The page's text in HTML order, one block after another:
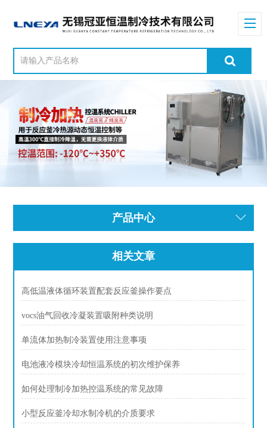
产品中心
相关文章
高低温液体循环装置配套反应釜操作要点
vocs油气回收冷凝装置吸附种类说明
单流体加热制冷装置使用注意事项
电池液冷模块冷却恒温系统的初次维护保养
如何处理制冷加热控温系统的常见故障
小型反应釜冷却水制冷机的介质要求